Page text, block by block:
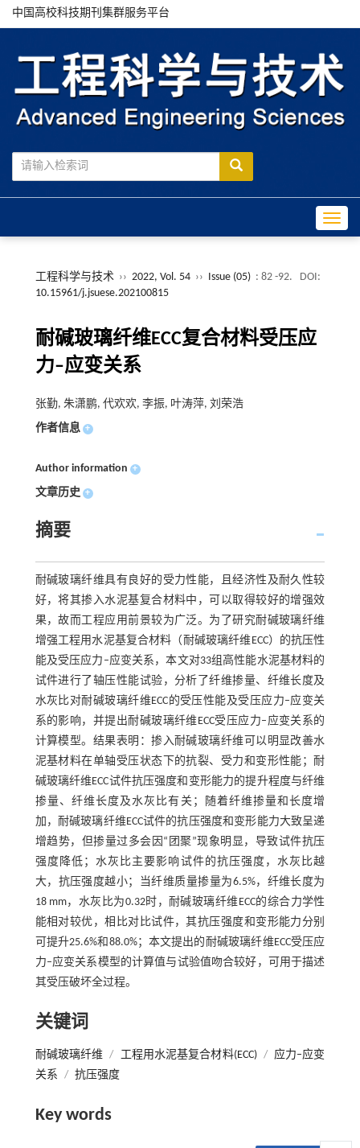
中国高校科技期刊集群服务平台
工程科学与技术 ›› 2022, Vol. 54 ›› Issue (05) : 82 -92.
DOI:
10.15961/j.jsuese.202100815
耐碱玻璃纤维ECC复合材料受压应
力–应变关系
张勤, 朱潇鹏, 代欢欢, 李振, 叶涛萍, 刘荣浩
作者信息 +
Author information +
文章历史 +
摘要
耐碱玻璃纤维具有良好的受力性能，且经济性及耐久性较
好，将其掺入水泥基复合材料中，可以取得较好的增强效
果，故而工程应用前景较为广泛。为了研究耐碱玻璃纤维
增强工程用水泥基复合材料（耐碱玻璃纤维ECC）的抗压性
能及受压应力–应变关系，本文对33组高性能水泥基材料的
试件进行了轴压性能试验，分析了纤维掺量、纤维长度及
水灰比对耐碱玻璃纤维ECC的受压性能及受压应力–应变关
系的影响，并提出耐碱玻璃纤维ECC受压应力–应变关系的
计算模型。结果表明：掺入耐碱玻璃纤维可以明显改善水
泥基材料在单轴受压状态下的抗裂、受力和变形性能；耐
碱玻璃纤维ECC试件抗压强度和变形能力的提升程度与纤维
掺量、纤维长度及水灰比有关；随着纤维掺量和长度增
加，耐碱玻璃纤维ECC试件的抗压强度和变形能力大致呈递
增趋势，但掺量过多会因“团聚”现象明显，导致试件抗压
强度降低；水灰比主要影响试件的抗压强度，水灰比越
大，抗压强度越小；当纤维质量掺量为6.5%，纤维长度为
18 mm，水灰比为0.32时，耐碱玻璃纤维ECC的综合力学性
能相对较优，相比对比试件，其抗压强度和变形能力分别
可提升25.6%和88.0%；本文提出的耐碱玻璃纤维ECC受压应
力–应变关系模型的计算值与试验值吻合较好，可用于描述
其受压破坏全过程。
关键词
耐碱玻璃纤维 / 工程用水泥基复合材料(ECC) /
应力–应变
关系 / 抗压强度
Key words